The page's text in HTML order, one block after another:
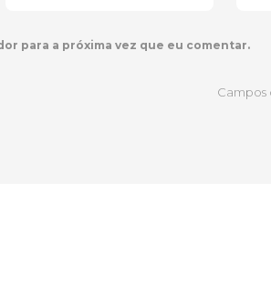
para a próxima vez que eu comentar.
Campos